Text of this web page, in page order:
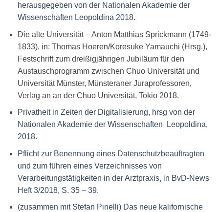
herausgegeben von der Nationalen Akademie der
Wissenschaften Leopoldina 2018.
Die alte Universität – Anton Matthias Sprickmann (1749-
1833), in: Thomas Hoeren/Koresuke Yamauchi (Hrsg.),
Festschrift zum dreißigjährigen Jubiläum für den
Austauschprogramm zwischen Chuo Universität und
Universität Münster, Münsteraner Juraprofessoren,
Verlag an an der Chuo Universität, Tokio 2018.
Privatheit in Zeiten der Digitalisierung, hrsg von der
Nationalen Akademie der Wissenschaften Leopoldina,
2018.
Pflicht zur Benennung eines Datenschutzbeauftragten
und zum führen eines Verzeichnisses von
Verarbeitungstätigkeiten in der Arztpraxis, in BvD-News
Heft 3/2018, S. 35 – 39.
(zusammen mit Stefan Pinelli) Das neue kalifornische